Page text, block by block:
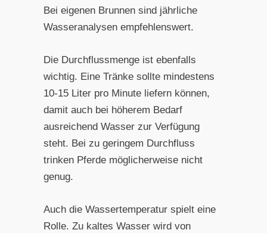
Bei eigenen Brunnen sind jährliche
Wasseranalysen empfehlenswert.
Die Durchflussmenge ist ebenfalls
wichtig. Eine Tränke sollte mindestens
10-15 Liter pro Minute liefern können,
damit auch bei höherem Bedarf
ausreichend Wasser zur Verfügung
steht. Bei zu geringem Durchfluss
trinken Pferde möglicherweise nicht
genug.
Auch die Wassertemperatur spielt eine
Rolle. Zu kaltes Wasser wird von